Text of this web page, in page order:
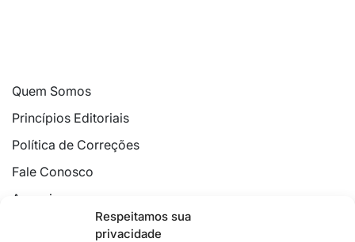
Respeitamos sua
privacidade
Quem Somos
Princípios Editoriais
Política de Correções
Fale Conosco
Anuncie
Política de Cookies